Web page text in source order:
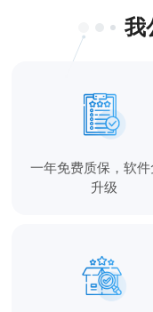
我
一年免费质保，软
升级